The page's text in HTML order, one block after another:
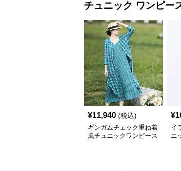
チュニック ワンピー
¥11,940 (税込)
ギンガムチェック重ね着
風チュニックワンピース
¥
イ
ニ